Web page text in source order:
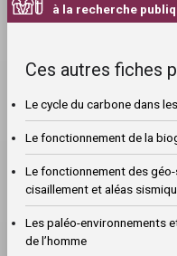
à la recherche
Ces autres fiches
Le cycle du carbone dans
Le fonctionnement de la
Le fonctionnement des
cisaillement et aléas
Les paléo-environnements
de l’homme